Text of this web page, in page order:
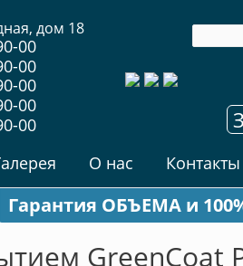
дом 18
00
00
00
00
00
О нас Контакты
Гарантия ОБЪЕМА и
GreenCoat